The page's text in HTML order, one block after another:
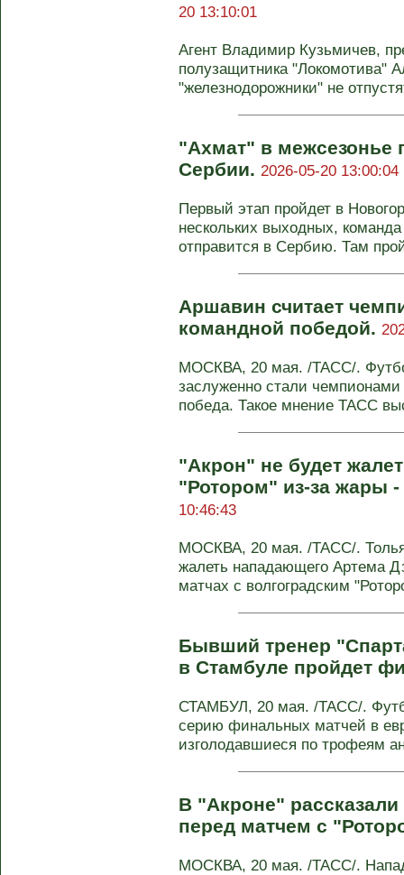
20 13:10:01
Агент Владимир Кузьмичев,
полузащитника "Локомотива"
"железнодорожники" не
"Ахмат" в межсезонье
Сербии. 2026-05-20 13:00:04
Первый этап пройдет в
нескольких выходных,
отправится в Сербию. Там
Аршавин считает
командной победой.
МОСКВА, 20 мая. /ТАСС/.
заслуженно стали
победа. Такое мнение ТАСС
"Акрон" не будет
"Ротором" из-за жары
10:46:43
МОСКВА, 20 мая. /ТАСС/.
жалеть нападающего Артема
матчах с волгоградским
Бывший тренер
в Стамбуле пройдет
СТАМБУЛ, 20 мая. /ТАСС/.
серию финальных матчей в
изголодавшиеся по трофеям
В "Акроне"
перед матчем с
МОСКВА, 20 мая. /ТАСС/.